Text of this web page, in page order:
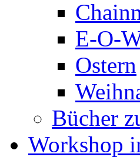
E-O-
Ostern
Bücher
Workshop